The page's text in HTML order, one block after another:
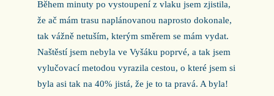
Během minuty po vystoupení z vlaku jsem zjistila,
že ač mám trasu naplánovanou naprosto dokonale,
tak vážně netuším, kterým směrem se mám vydat.
Naštěstí jsem nebyla ve Vyšáku poprvé, a tak jsem
vylučovací metodou vyrazila cestou, o které jsem si
byla asi tak na 40% jistá, že je to ta pravá. A byla!